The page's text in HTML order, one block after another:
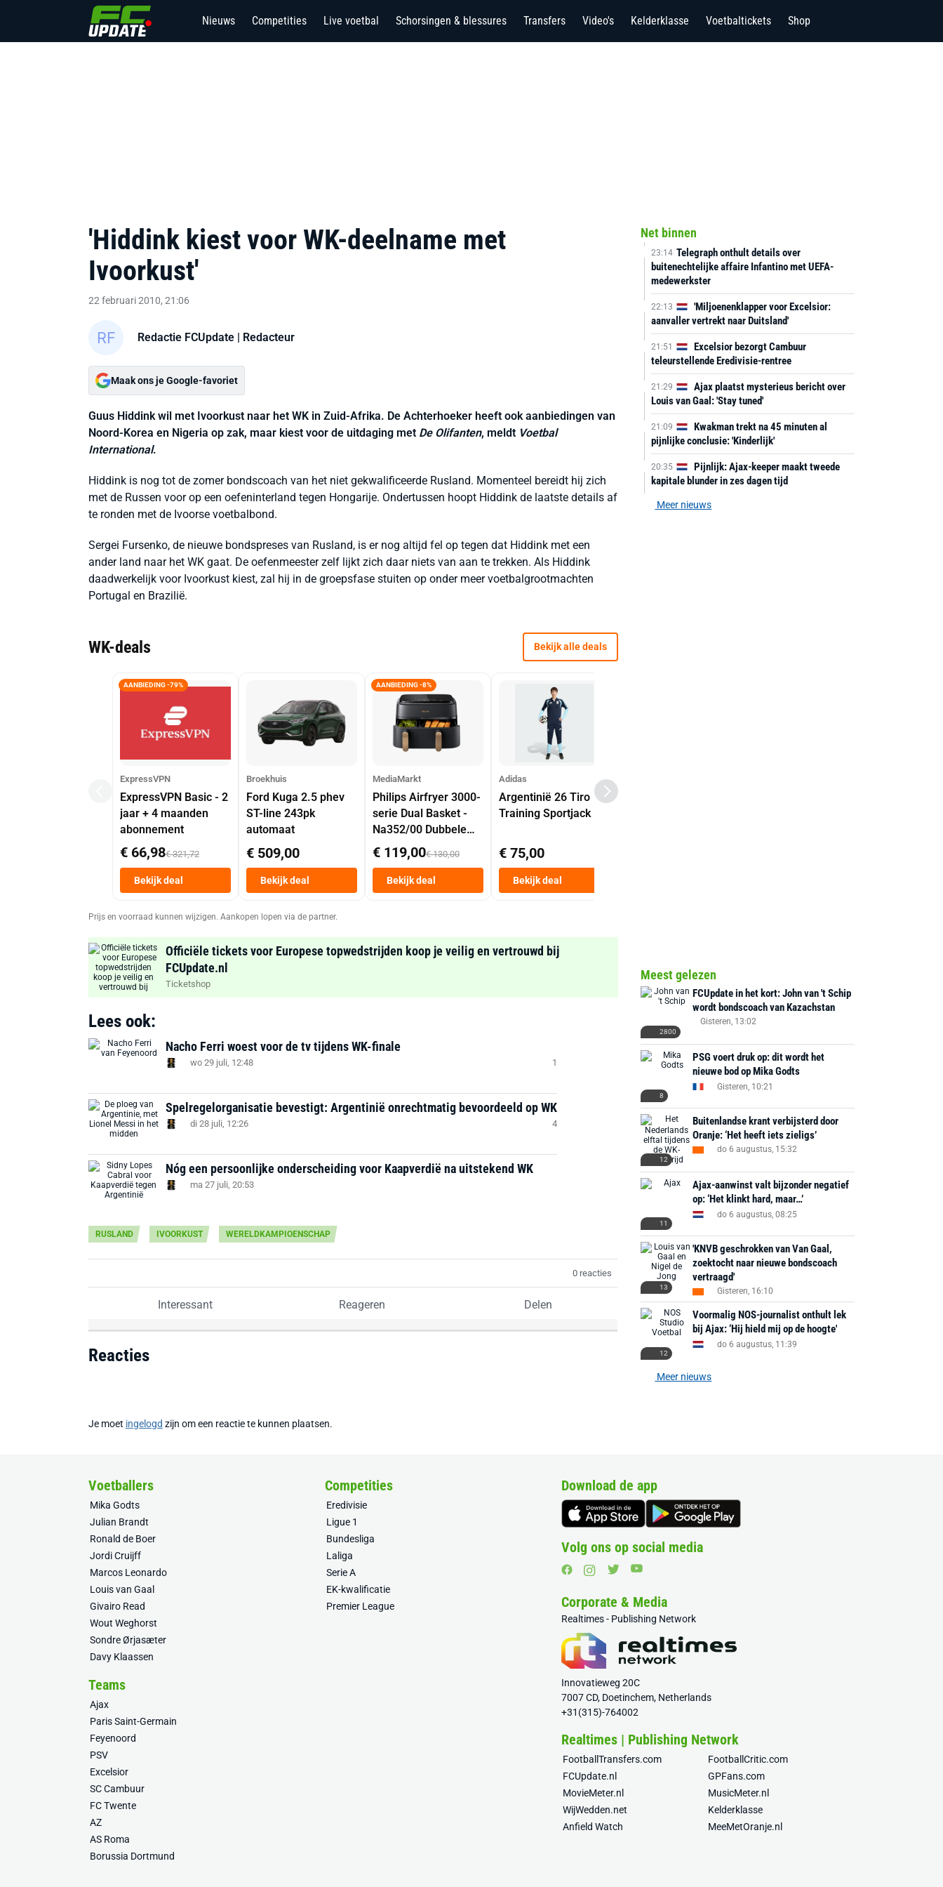
Nieuws Competities Live voetbal Schorsingen & blessures Transfers Video's Kelderklasse Voetbaltickets Shop
'Hiddink kiest voor WK-deelname met
Ivoorkust'
22 februari 2010, 21:06
Redactie FCUpdate | Redacteur
Maak ons je Google-favoriet
Guus Hiddink wil met Ivoorkust naar het WK in Zuid-Afrika. De Achterhoeker heeft ook aanbiedingen van
Noord-Korea en Nigeria op zak, maar kiest voor de uitdaging met De Olifanten, meldt Voetbal
International.
Hiddink is nog tot de zomer bondscoach van het niet gekwalificeerde Rusland. Momenteel bereidt hij zich
met de Russen voor op een oefeninterland tegen Hongarije. Ondertussen hoopt Hiddink de laatste details af
te ronden met de Ivoorse voetbalbond.
Sergei Fursenko, de nieuwe bondspreses van Rusland, is er nog altijd fel op tegen dat Hiddink met een
ander land naar het WK gaat. De oefenmeester zelf lijkt zich daar niets van aan te trekken. Als Hiddink
daadwerkelijk voor Ivoorkust kiest, zal hij in de groepsfase stuiten op onder meer voetbalgrootmachten
Portugal en Brazilië.
WK-deals Bekijk alle deals
AANBIEDING -79%
ExpressVPN
ExpressVPN Basic - 2
jaar + 4 maanden
abonnement
€ 66,98€ 321,72
Bekijk deal
Broekhuis
Ford Kuga 2.5 phev
ST-line 243pk
automaat
€ 509,00
Bekijk deal
AANBIEDING -8%
MediaMarkt
Philips Airfryer 3000-
serie Dual Basket -
Na352/00 Dubbele
Mand 9 L Tot 6
Personen
Heteluchtfriteuse
Zwart
€ 119,00€ 130,00
Bekijk deal
Adidas
Argentinië 26 Tiro
Training Sportjack
€ 75,00
Bekijk deal
Prijs en voorraad kunnen wijzigen. Aankopen lopen via de partner.
Officiële tickets voor Europese topwedstrijden koop je veilig en vertrouwd bij
FCUpdate.nl
Ticketshop
Lees ook:
Nacho Ferri woest voor de tv tijdens WK-finale
wo 29 juli, 12:48 1
Spelregelorganisatie bevestigt: Argentinië onrechtmatig bevoordeeld op WK
di 28 juli, 12:26 4
Nóg een persoonlijke onderscheiding voor Kaapverdië na uitstekend WK
ma 27 juli, 20:53
RUSLAND IVOORKUST WERELDKAMPIOENSCHAP
0 reacties
Interessant Reageren Delen
Reacties
Je moet ingelogd zijn om een reactie te kunnen plaatsen.
Net binnen
23:14 Telegraph onthult details over
buitenechtelijke affaire Infantino met UEFA-
medewerkster
22:13
'Miljoenenklapper voor Excelsior:
aanvaller vertrekt naar Duitsland'
21:51
Excelsior bezorgt Cambuur
teleurstellende Eredivisie-rentree
21:29
Ajax plaatst mysterieus bericht over
Louis van Gaal: 'Stay tuned'
21:09
Kwakman trekt na 45 minuten al
pijnlijke conclusie: 'Kinderlijk'
20:35
Pijnlijk: Ajax-keeper maakt tweede
kapitale blunder in zes dagen tijd
Meer nieuws
Meest gelezen
2800
FCUpdate in het kort: John van 't Schip
wordt bondscoach van Kazachstan
Gisteren, 13:02
8
PSG voert druk op: dit wordt het
nieuwe bod op Mika Godts
Gisteren, 10:21
12
Buitenlandse krant verbijsterd door
Oranje: ‘Het heeft iets zieligs’
do 6 augustus, 15:32
11
Ajax-aanwinst valt bijzonder negatief
op: ‘Het klinkt hard, maar…’
do 6 augustus, 08:25
13
'KNVB geschrokken van Van Gaal,
zoektocht naar nieuwe bondscoach
vertraagd'
Gisteren, 16:10
12
Voormalig NOS-journalist onthult lek
bij Ajax: ‘Hij hield mij op de hoogte'
do 6 augustus, 11:39
Meer nieuws
Voetballers
Mika Godts
Julian Brandt
Ronald de Boer
Jordi Cruijff
Marcos Leonardo
Louis van Gaal
Givairo Read
Wout Weghorst
Sondre Ørjasæter
Davy Klaassen
Competities
Eredivisie
Ligue 1
Bundesliga
Laliga
Serie A
EK-kwalificatie
Premier League
Teams
Ajax
Paris Saint-Germain
Feyenoord
PSV
Excelsior
SC Cambuur
FC Twente
AZ
AS Roma
Borussia Dortmund
Download de app
Volg ons op social media
Corporate & Media
Realtimes - Publishing Network
Innovatieweg 20C
7007 CD, Doetinchem, Netherlands
+31(315)-764002
Realtimes | Publishing Network
FootballTransfers.com
FootballCritic.com
FCUpdate.nl
GPFans.com
MovieMeter.nl
MusicMeter.nl
WijWedden.net
Kelderklasse
Anfield Watch
MeeMetOranje.nl